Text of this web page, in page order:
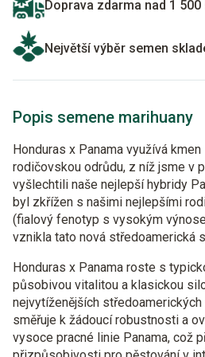
Doprava zdarma nad 1 500
Největší výběr semen
Popis semene marihuany
Honduras x Panama využívá
rodičovskou odrůdu, z níž jsme v
vyšlechtili naše nejlepší hybridy
byl zkřížen s našimi nejlepšími
(fialový fenotyp s vysokým
vznikla tato nová středoamerická
Honduras x Panama roste s
působivou vitalitou a klasickou
nejvytíženějších
směřuje k žádoucí robustnosti a
vysoce pracné linie Panama, což